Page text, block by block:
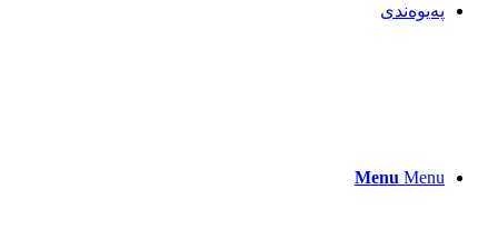
پەیوەندی
Menu Menu